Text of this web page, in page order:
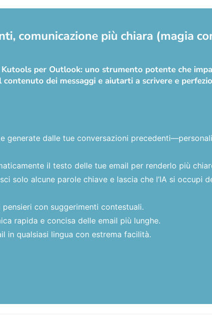
comunicazione più chiara (magia
per Outlook: uno strumento potente che
dei messaggi e aiutarti a scrivere e
generate dalle tue conversazioni
il testo delle tue email per renderlo più
solo alcune parole chiave e lascia che l’IA si occupi
con suggerimenti contestuali.
rapida e concisa delle email più lunghe.
in qualsiasi lingua con estrema facilità.